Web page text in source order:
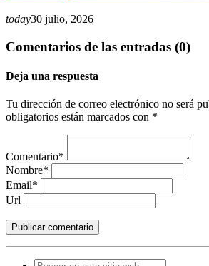
today30 julio, 2026
Comentarios de las entradas (0)
Deja una respuesta
Tu dirección de correo electrónico no será
obligatorios están marcados con *
Comentario*
Nombre*
Email*
Url